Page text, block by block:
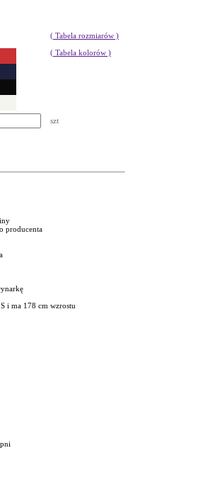
( Tabela rozmiarów )
( Tabela kolorów )
szt
producenta
i ma 178 cm wzrostu